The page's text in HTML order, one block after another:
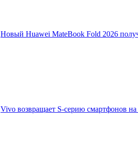
Новый Huawei MateBook Fold 2026
Vivo возвращает S-серию смартфонов